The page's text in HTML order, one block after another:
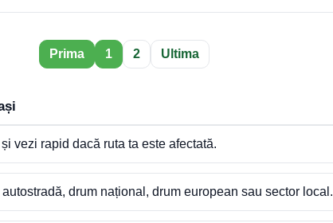
Prima 1 2 Ultima
vezi rapid dacă ruta ta este afectată.
drum național, drum european sau sector local.